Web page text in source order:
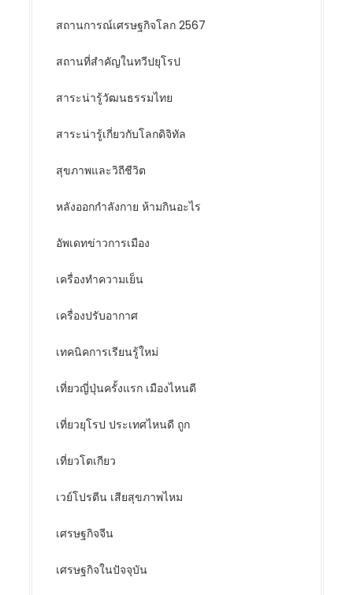
สถานการณ์เศรษฐกิจโลก 2567
สถานที่สำคัญในทวีปยุโรป
สาระน่ารู้วัฒนธรรมไทย
สาระน่ารู้เกี่ยวกับโลกดิจิทัล
สุขภาพและวิถีชีวิต
หลังออกกําลังกาย ห้ามกินอะไร
อัพเดทข่าวการเมือง
เครื่องทำความเย็น
เครื่องปรับอากาศ
เทคนิคการเรียนรู้ใหม่
เที่ยวญี่ปุ่นครั้งแรก เมืองไหนดี
เที่ยวยุโรป ประเทศไหนดี ถูก
เที่ยวโตเกียว
เวย์โปรตีน เสียสุขภาพไหม
เศรษฐกิจจีน
เศรษฐกิจในปัจจุบัน